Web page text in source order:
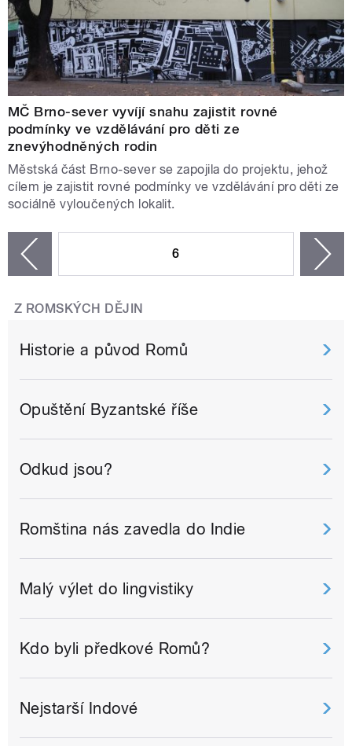
MČ Brno-sever vyvíjí snahu zajistit rovné
podmínky ve vzdělávání pro děti ze
znevýhodněných rodin
Městská část Brno-sever se zapojila do projektu, jehož
cílem je zajistit rovné podmínky ve vzdělávání pro děti ze
sociálně vyloučených lokalit.
6
Z ROMSKÝCH DĚJIN
Historie a původ Romů
Opuštění Byzantské říše
Odkud jsou?
Romština nás zavedla do Indie
Malý výlet do lingvistiky
Kdo byli předkové Romů?
Nejstarší Indové